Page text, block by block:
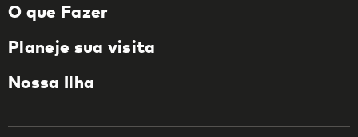
O que Fazer
Planeje sua visita
Nossa Ilha